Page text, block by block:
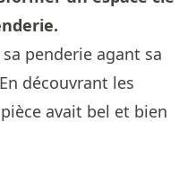
penderie agant sa
découvrant les
avait bel et bien